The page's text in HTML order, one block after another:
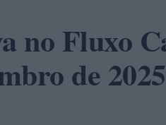
no Fluxo
de